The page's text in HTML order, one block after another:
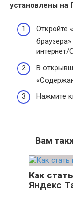
установлены на
Откройте
интернет/
В
Нажмите
Вам
Как
Яндекс